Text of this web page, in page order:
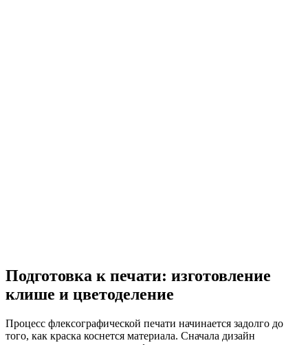
Подготовка к печати: изготовление
клише и цветоделение
Процесс флексографической печати начинается задолго до
того, как краска коснется материала. Сначала дизайн